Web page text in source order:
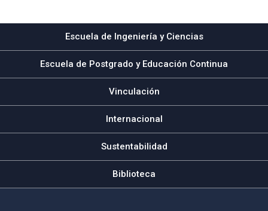
Escuela de Ingeniería y Ciencias
Escuela de Postgrado y Educación Continua
Vinculación
Internacional
Sustentabilidad
Biblioteca